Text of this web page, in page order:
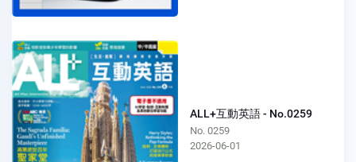
ALL+互動英語 - No.0259
No. 0259
2026-06-01